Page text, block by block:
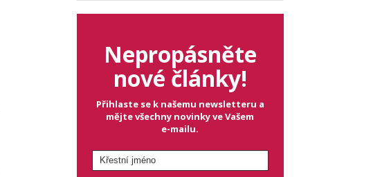
Nepropásněte
nové články!
Přihlaste se k našemu newsletteru a
mějte všechny novinky ve Vašem
e-mailu.